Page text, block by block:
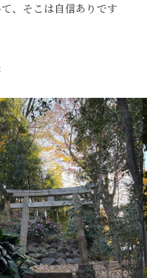
、そこは自信ありです